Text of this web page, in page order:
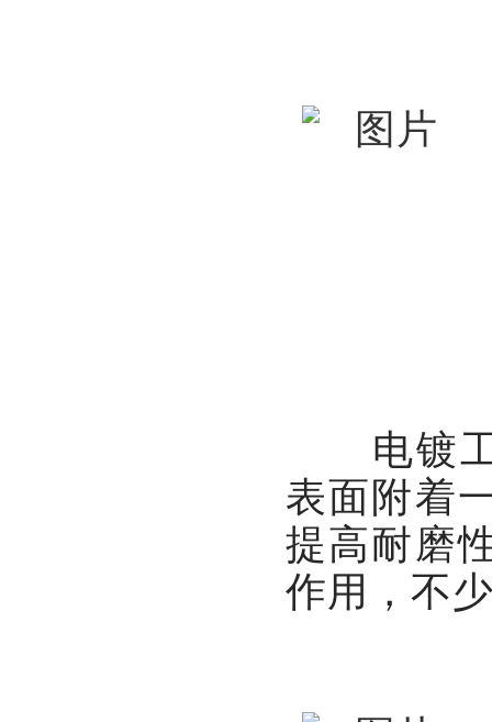
电镀工
表面附着
提高耐磨
作用，不